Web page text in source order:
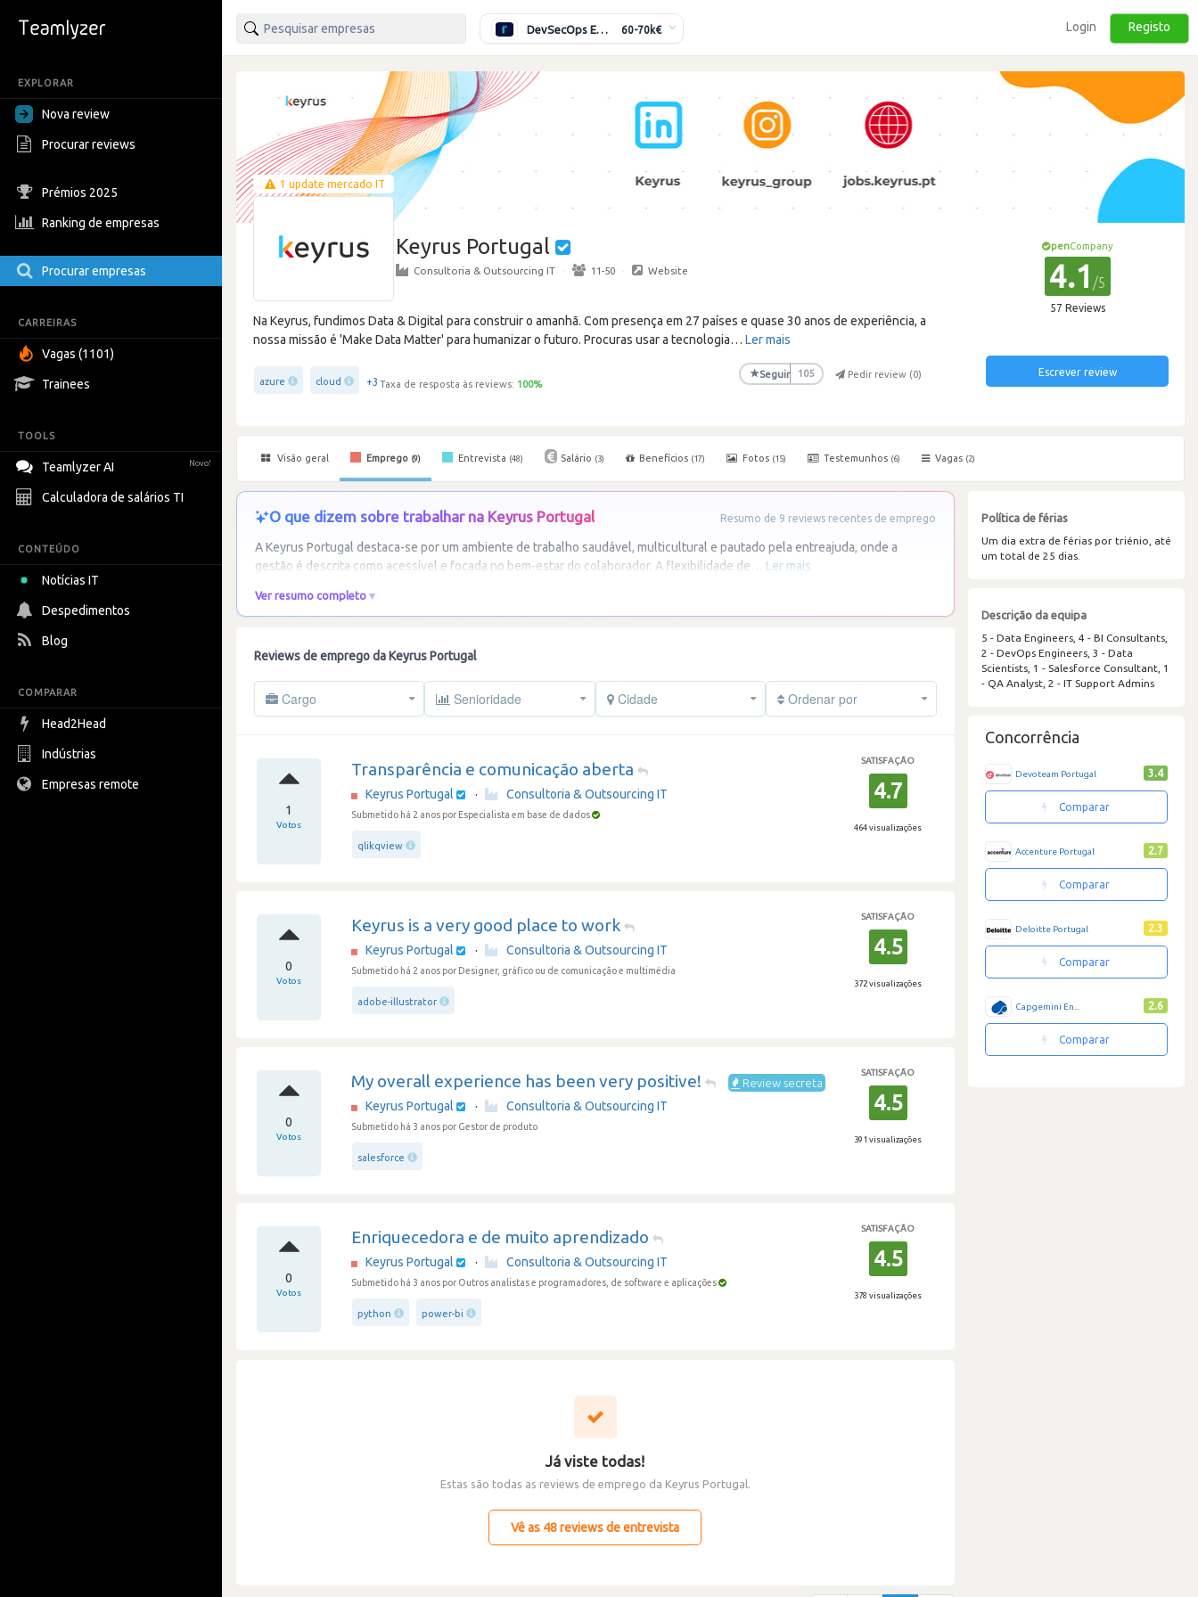
EXPLORAR
Nova review
Procurar reviews
Prémios 2025
Ranking de empresas
Procurar empresas
CARREIRAS
Vagas (1101)
Trainees
TOOLS
Teamlyzer AI Novo!
Calculadora de salários TI
CONTEÚDO
Notícias IT
Despedimentos
Blog
COMPARAR
Head2Head
Indústrias
Empresas remote
DevSecOps Engineer 60-70k€ Login Registo
1 update mercado IT
Keyrus Portugal
Consultoria & Outsourcing IT · 11-50 · Website
Na Keyrus, fundimos Data & Digital para construir o amanhã. Com presença em 27 países e quase 30 anos de experiência, a
nossa missão é 'Make Data Matter' para humanizar o futuro. Procuras usar a tecnologia… Ler mais
azure cloud +3 Taxa de resposta às reviews: 100%
★Seguir 105 Pedir review (0)
penCompany
4.1 /5
57 Reviews
Escrever review
Visão geral Emprego (9) Entrevista (48) Salário (3) Benefícios (17) Fotos (15) Testemunhos (6) Vagas (2)
O que dizem sobre trabalhar na Keyrus Portugal Resumo de 9 reviews recentes de emprego
A Keyrus Portugal destaca-se por um ambiente de trabalho saudável, multicultural e pautado pela entreajuda, onde a
gestão é descrita como acessível e focada no bem-estar do colaborador. A flexibilidade de… Ler mais
Ver resumo completo
Reviews de emprego da Keyrus Portugal
Cargo Senioridade Cidade Ordenar por
1
Votos
Transparência e comunicação aberta
Keyrus Portugal · Consultoria & Outsourcing IT
Submetido há 2 anos por Especialista em base de dados
qlikqview
SATISFAÇÃO
4.7
464 visualizações
0
Votos
Keyrus is a very good place to work
Keyrus Portugal · Consultoria & Outsourcing IT
Submetido há 2 anos por Designer, gráfico ou de comunicação e multimédia
adobe-illustrator
SATISFAÇÃO
4.5
372 visualizações
0
Votos
My overall experience has been very positive! Review secreta
Keyrus Portugal · Consultoria & Outsourcing IT
Submetido há 3 anos por Gestor de produto
salesforce
SATISFAÇÃO
4.5
391 visualizações
0
Votos
Enriquecedora e de muito aprendizado
Keyrus Portugal · Consultoria & Outsourcing IT
Submetido há 3 anos por Outros analistas e programadores, de software e aplicações
python power-bi
SATISFAÇÃO
4.5
378 visualizações
Já viste todas!
Estas são todas as reviews de emprego da Keyrus Portugal.
Vê as 48 reviews de entrevista
Política de férias
Um dia extra de férias por triénio, até
um total de 25 dias.
Descrição da equipa
5 - Data Engineers, 4 - BI Consultants,
2 - DevOps Engineers, 3 - Data
Scientists, 1 - Salesforce Consultant, 1
- QA Analyst, 2 - IT Support Admins
Concorrência
Devoteam Portugal 3.4
Comparar
Accenture Portugal 2.7
Comparar
Deloitte Portugal 2.3
Comparar
Capgemini En... 2.6
Comparar